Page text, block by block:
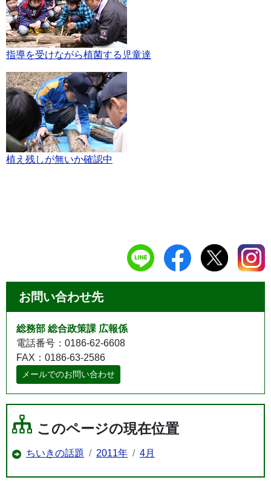
指導を受けながら植菌する児童達
植え残しが無いか確認中
お問い合わせ先
総務部 総合政策課 広報係
電話番号：0186-62-6608
FAX：0186-63-2586
メールでのお問い合わせ
このページの現在位置
ちいきの話題 2011年 4月